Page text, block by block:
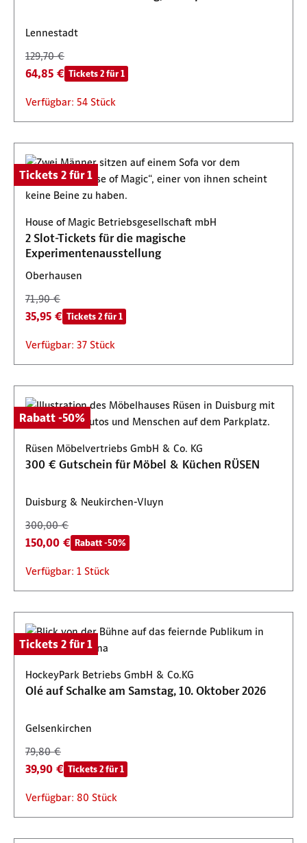
Lennestadt
129,70 €
64,85 € Tickets 2 für 1
Verfügbar: 54 Stück
Tickets 2 für 1
House of Magic Betriebsgesellschaft mbH
2 Slot-Tickets für die magische
Experimentenausstellung
Oberhausen
71,90 €
35,95 € Tickets 2 für 1
Verfügbar: 37 Stück
Rabatt -50%
Rüsen Möbelvertriebs GmbH & Co. KG
300 € Gutschein für Möbel & Küchen RÜSEN
Duisburg & Neukirchen-Vluyn
300,00 €
150,00 € Rabatt -50%
Verfügbar: 1 Stück
Tickets 2 für 1
HockeyPark Betriebs GmbH & Co.KG
Olé auf Schalke am Samstag, 10. Oktober 2026
Gelsenkirchen
79,80 €
39,90 € Tickets 2 für 1
Verfügbar: 80 Stück